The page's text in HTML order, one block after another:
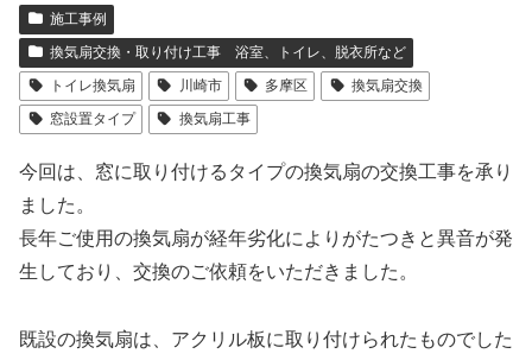
施工事例
換気扇交換・取り付け工事 浴室、トイレ、脱衣所など
トイレ換気扇
川崎市 多摩区
換気扇交換
窓設置タイプ
換気扇工事
今回は、窓に取り付けるタイプの換気扇の交換工事を承り
ました。
長年ご使用の換気扇が経年劣化によりがたつきと異音が発
生しており、交換のご依頼をいただきました。
既設の換気扇は、アクリル板に取り付けられたものでした